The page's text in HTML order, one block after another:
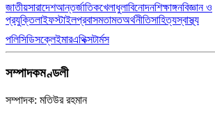
জাতীয়সারাদেশআন্তর্জাতিকখেলাধুলাবিনোদনশিক্ষাঙ্গনবিজ্ঞান ও
প্রযুক্তিলাইফস্টাইলপ্রবাসমতামতঅর্থনীতিসাহিত্যস্বাস্থ্য
পলিসিডিসক্লেইমারএথিক্সটার্মস
সম্পাদকমণ্ডলী
সম্পাদক: মতিউর রহমান